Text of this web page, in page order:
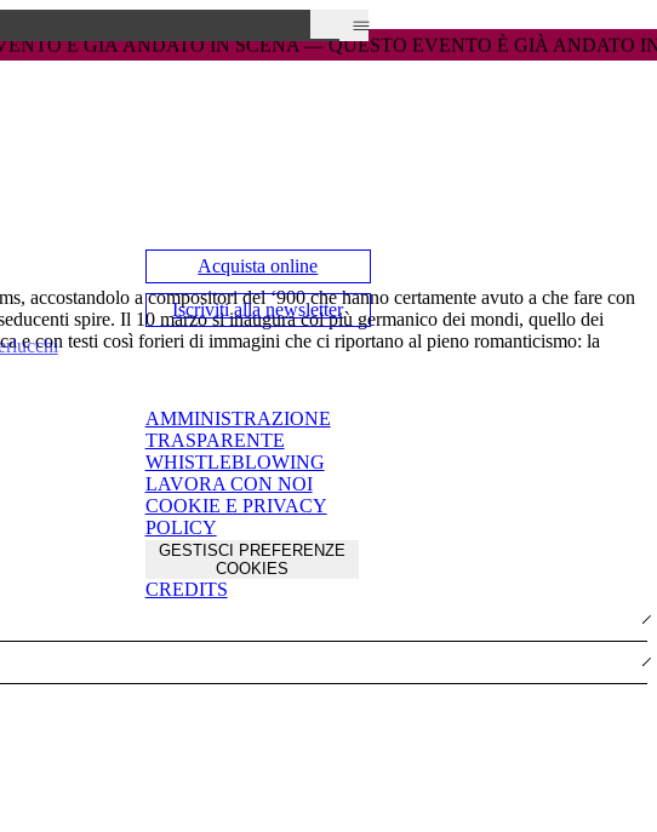
Acquista online
Iscriviti alla newsletter
AMMINISTRAZIONE
TRASPARENTE
WHISTLEBLOWING
LAVORA CON NOI
COOKIE E PRIVACY
POLICY
GESTISCI PREFERENZE
COOKIES
CREDITS
accostandolo a compositori del ‘900 che hanno certamente avuto a che fare con
spire. Il 10 marzo si inaugura col più germanico dei mondi, quello dei
e con testi così forieri di immagini che ci riportano al pieno romanticismo: la
IN SCENA — QUESTO EVENTO È GIÀ ANDATO IN SCENA — QUESTO
IN SCENA — QUESTO EVENTO È GIÀ ANDATO IN SCENA — QUESTO